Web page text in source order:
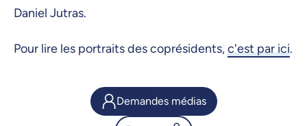
Daniel Jutras.
Pour lire les portraits des coprésidents,c'est par ici.
Demandes médias